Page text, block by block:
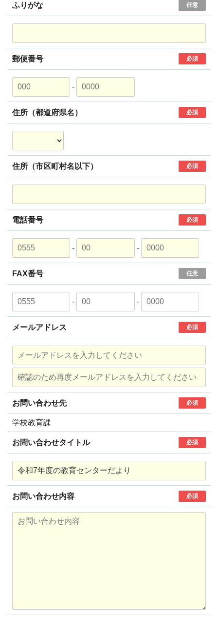
ふりがな 任意
郵便番号 必須
-
住所（都道府県名） 必須
住所（市区町村名以下） 必須
電話番号 必須
- -
FAX番号 任意
- -
メールアドレス 必須
お問い合わせ先 必須
学校教育課
お問い合わせタイトル 必須
お問い合わせ内容 必須